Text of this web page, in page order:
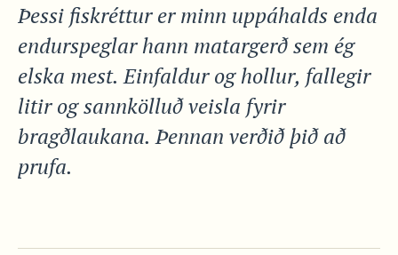
Þessi fiskréttur er minn uppáhalds enda
endurspeglar hann matargerð sem ég
elska mest. Einfaldur og hollur, fallegir
litir og sannkölluð veisla fyrir
bragðlaukana. Þennan verðið þið að
prufa.